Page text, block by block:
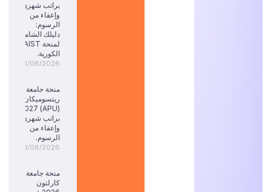
براتب شهري
وإعفاء من
الرسوم:
دليلك الشامل
لمنحة KAIST
الكورية.
03/08/2026
منحة جامعة
ريتسوميكان
براتب شهري
وإعفاء من
الرسوم.
03/08/2026
منحة جامعة
كارلتون